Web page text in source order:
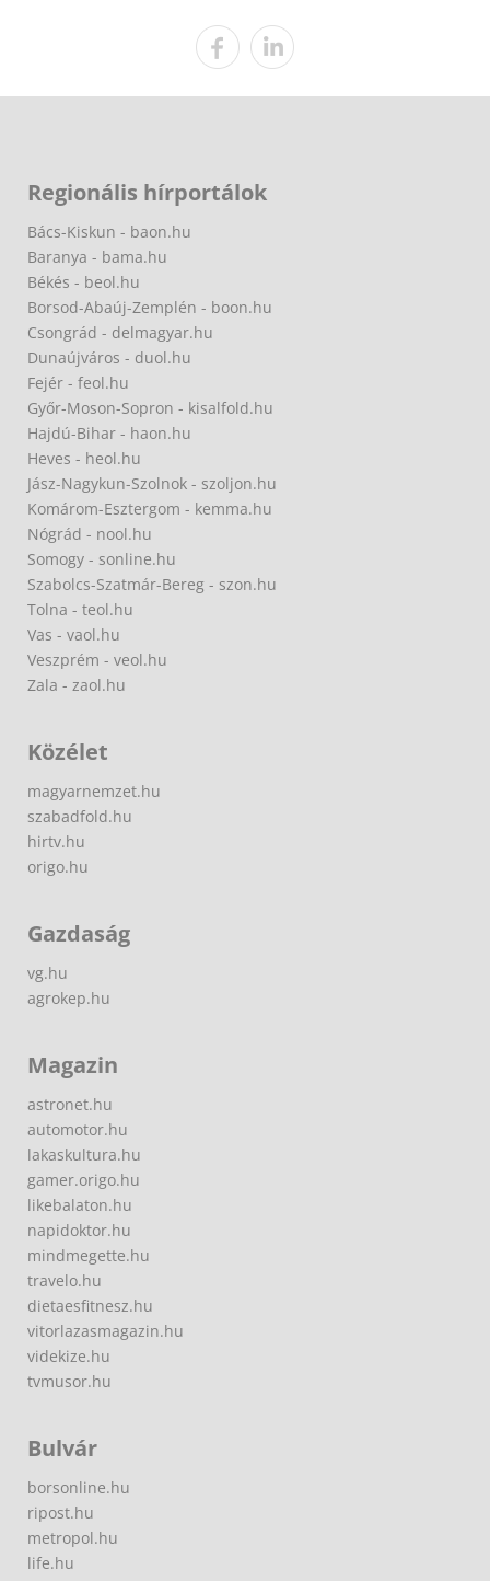
Regionális hírportálok
Bács-Kiskun - baon.hu
Baranya - bama.hu
Békés - beol.hu
Borsod-Abaúj-Zemplén - boon.hu
Csongrád - delmagyar.hu
Dunaújváros - duol.hu
Fejér - feol.hu
Győr-Moson-Sopron - kisalfold.hu
Hajdú-Bihar - haon.hu
Heves - heol.hu
Jász-Nagykun-Szolnok - szoljon.hu
Komárom-Esztergom - kemma.hu
Nógrád - nool.hu
Somogy - sonline.hu
Szabolcs-Szatmár-Bereg - szon.hu
Tolna - teol.hu
Vas - vaol.hu
Veszprém - veol.hu
Zala - zaol.hu
Közélet
magyarnemzet.hu
szabadfold.hu
hirtv.hu
origo.hu
Gazdaság
vg.hu
agrokep.hu
Magazin
astronet.hu
automotor.hu
lakaskultura.hu
gamer.origo.hu
likebalaton.hu
napidoktor.hu
mindmegette.hu
travelo.hu
dietaesfitnesz.hu
vitorlazasmagazin.hu
videkize.hu
tvmusor.hu
Bulvár
borsonline.hu
ripost.hu
metropol.hu
life.hu